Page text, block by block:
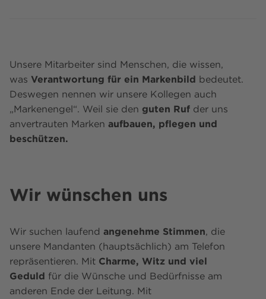
Unsere Mitarbeiter sind Menschen, die wissen,
was Verantwortung für ein Markenbild bedeutet.
Deswegen nennen wir unsere Kollegen auch
„Markenengel“. Weil sie den guten Ruf der uns
anvertrauten Marken aufbauen, pflegen und
beschützen.
Wir wünschen uns
Wir suchen laufend angenehme Stimmen, die
unsere Mandanten (hauptsächlich) am Telefon
repräsentieren. Mit Charme, Witz und viel
Geduld für die Wünsche und Bedürfnisse am
anderen Ende der Leitung. Mit